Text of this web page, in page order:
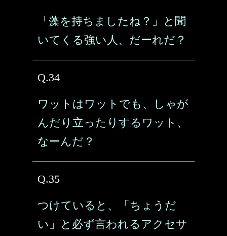
「藻を持ちましたね？」と聞
いてくる強い人、だーれだ？
Q.34
ワットはワットでも、しゃが
んだり立ったりするワット、
なーんだ？
Q.35
つけていると、「ちょうだ
い」と必ず言われるアクセサ